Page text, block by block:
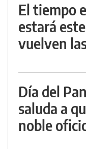
El tiempo
estará
vuelven
Día del
saluda a
noble